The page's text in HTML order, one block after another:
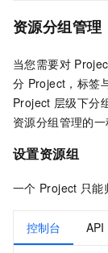
资源分组管理
当您需要对
分 Project，标签
Project 层级下分
资源分组管理的一
设置资源组
一个 Project 只能
控制台 API